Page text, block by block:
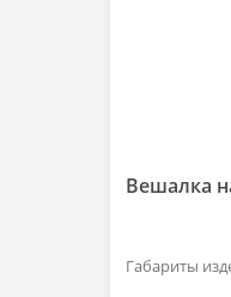
Вешалка
Габариты